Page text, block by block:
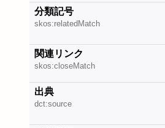
分類記号
skos:relatedMatch
関連リンク
skos:closeMatch
出典
dct:source